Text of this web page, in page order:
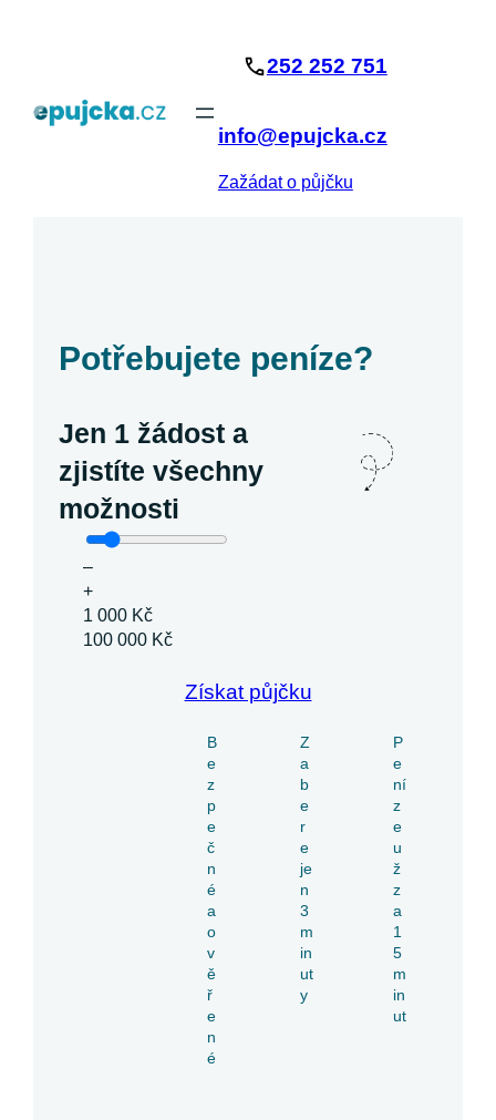
252 252 751
info@epujcka.cz
Zažádat o půjčku
Potřebujete peníze?
Jen 1 žádost a
zjistíte všechny
možnosti
–
+
1 000 Kč
100 000 Kč
Získat půjčku
B
e
z
p
e
č
n
é
a
o
v
ě
ř
e
n
é
Z
a
b
e
r
e
je
n
3
m
in
ut
y
P
e
ní
z
e
u
ž
z
a
1
5
m
in
ut